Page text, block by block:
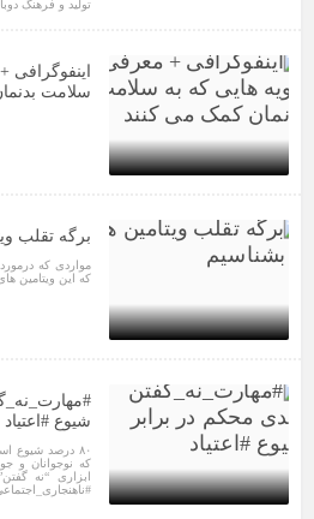
تجربه‌ای میدانی از صنعت برای
دانش‌آموزان از خطوط تولید مگاموتور
مراسم بزرگداشت سالروز
برگزار شد
مراسم گرامیداشت سالروز آزادسازی
مگاموتور
تیم شهدای مگاموتور در بزرگترین
تولید و فرهنگ
1 سال قبل
اینفوگرافی
سلامت
برگه تقلب
مواردی که درمورد
که این ویتامین
شیوع #اعتیاد
۸۰ درصد شیوع
که نوجوانان و
ابزاری “نه